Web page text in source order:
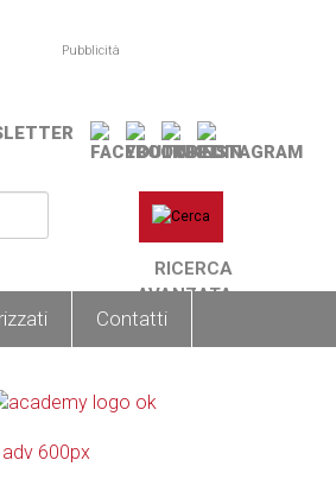
Pubblicità
RICERCA
AVANZATA
Contatti